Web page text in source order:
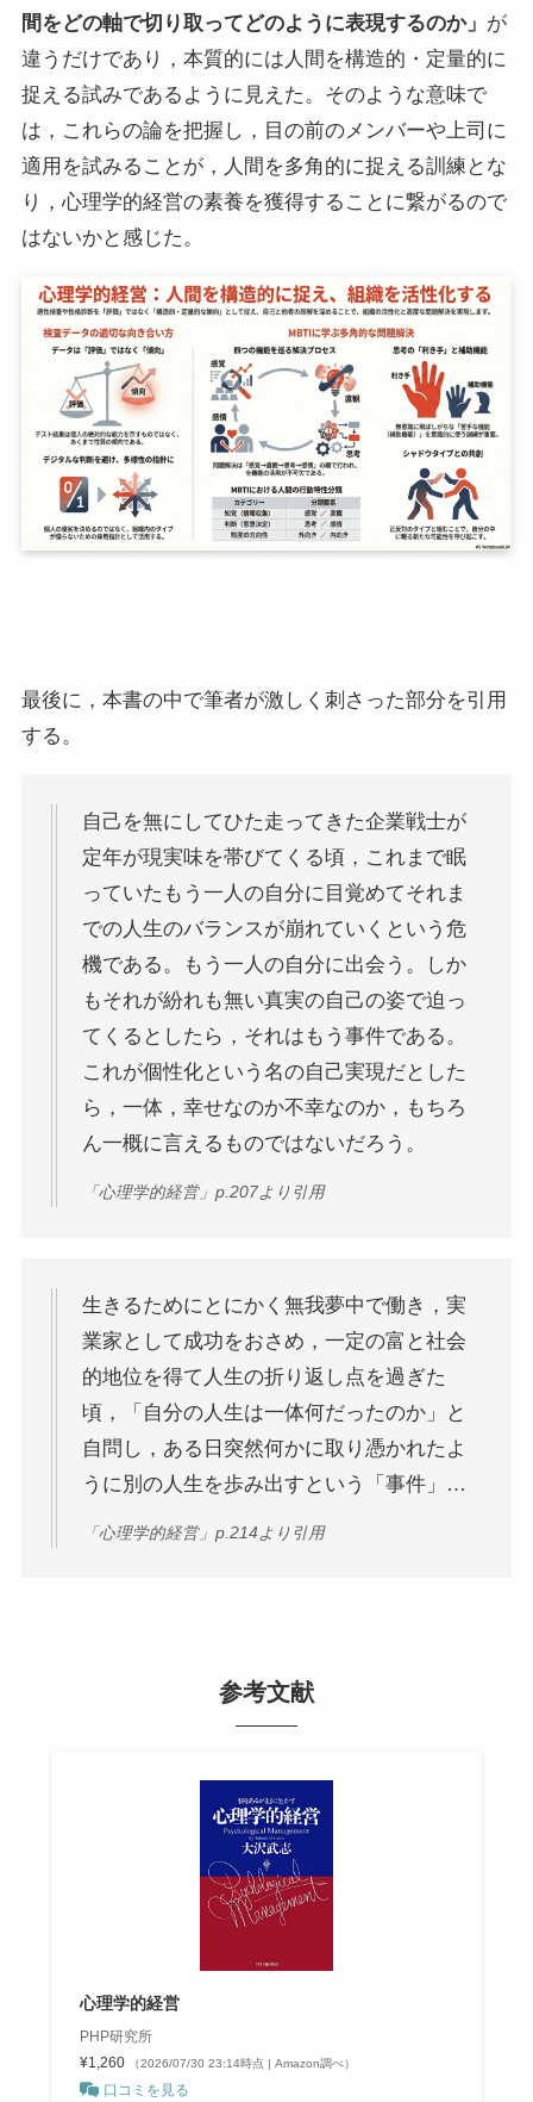
間をどの軸で切り取ってどのように表現するのか」 が
違うだけであり，本質的には人間を構造的・定量的に
捉える試みであるように見えた。そのような意味で
は，これらの論を把握し，目の前のメンバーや上司に
適用を試みることが，人間を多角的に捉える訓練とな
り，心理学的経営の素養を獲得することに繋がるので
はないかと感じた。
最後に，本書の中で筆者が激しく刺さった部分を引用
する。
自己を無にしてひた走ってきた企業戦士が
定年が現実味を帯びてくる頃，これまで眠
っていたもう一人の自分に目覚めてそれま
での人生のバランスが崩れていくという危
機である。もう一人の自分に出会う。しか
もそれが紛れも無い真実の自己の姿で迫っ
てくるとしたら，それはもう事件である。
これが個性化という名の自己実現だとした
ら，一体，幸せなのか不幸なのか，もちろ
ん一概に言えるものではないだろう。
「心理学的経営」p.207より引用
生きるためにとにかく無我夢中で働き，実
業家として成功をおさめ，一定の富と社会
的地位を得て人生の折り返し点を過ぎた
頃，「自分の人生は一体何だったのか」と
自問し，ある日突然何かに取り憑かれたよ
うに別の人生を歩み出すという「事件」…
「心理学的経営」p.214より引用
参考文献
心理学的経営
PHP研究所
¥1,260
（2026/07/30 23:14時点 | Amazon調べ）
口コミを見る